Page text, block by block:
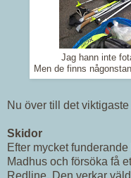
Jag hann inte
Men de finns
Nu över till det viktigaste
Skidor
Efter mycket
Madhus och försöka få
Redline. Den verkar